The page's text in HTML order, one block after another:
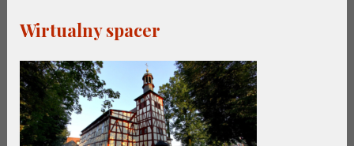
Wirtualny spacer